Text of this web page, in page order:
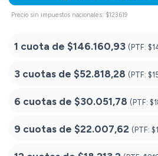
Precio sin impuestos nacionales: $123.619
1 cuota de $146.160,93 (PTF:
3 cuotas de $52.818,28 (PTF:
6 cuotas de $30.051,78 (PTF:
9 cuotas de $22.007,62 (PTF: